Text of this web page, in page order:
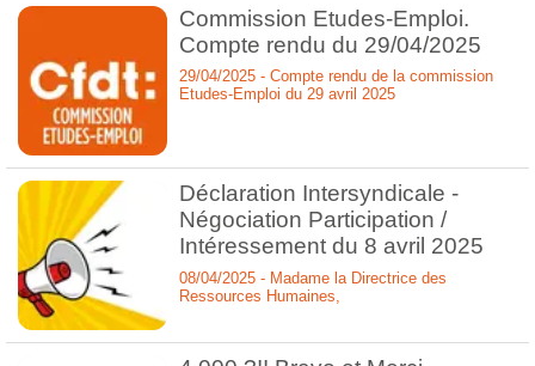
Commission Etudes-Emploi.
Compte rendu du 29/04/2025
29/04/2025 - Compte rendu de la commission
Etudes-Emploi du 29 avril 2025
Déclaration Intersyndicale -
Négociation Participation /
Intéressement du 8 avril 2025
08/04/2025 - Madame la Directrice des
Ressources Humaines,